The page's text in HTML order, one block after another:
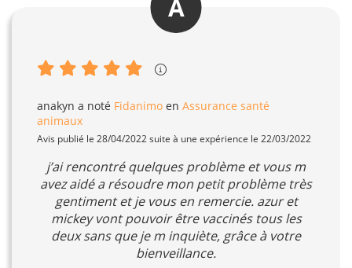
A
anakyn a noté Fidanimo en Assurance santé
animaux
Avis publié le 28/04/2022 suite à une expérience le 22/03/2022
j’ai rencontré quelques problème et vous m
avez aidé a résoudre mon petit problème très
gentiment et je vous en remercie. azur et
mickey vont pouvoir être vaccinés tous les
deux sans que je m inquiète, grâce à votre
bienveillance.